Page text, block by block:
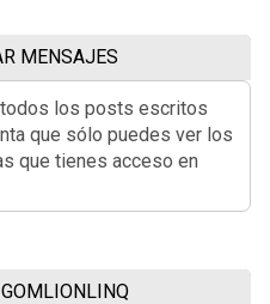
MENSAJES
los posts escritos
que sólo puedes ver los
que tienes acceso en